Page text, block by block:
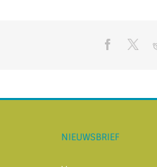
Facebook
NIEUWSBRIEF